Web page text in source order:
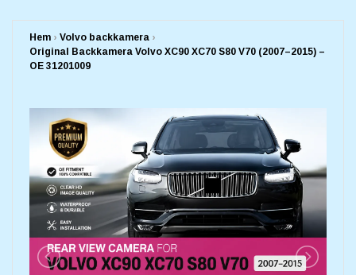
Hem › Volvo backkamera ›
Original Backkamera Volvo XC90 XC70 S80 V70 (2007–2015) –
OE 31201009